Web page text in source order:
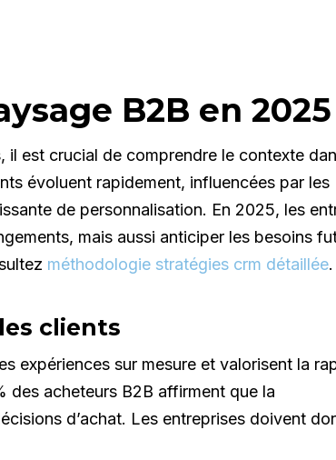
B2B en 2025
est crucial de comprendre le contexte
évoluent rapidement, influencées par les
de personnalisation. En 2025, les
mais aussi anticiper les besoins
méthodologie stratégies crm détaillée.
clients
expériences sur mesure et valorisent la
des acheteurs B2B affirment que la
d’achat. Les entreprises doivent